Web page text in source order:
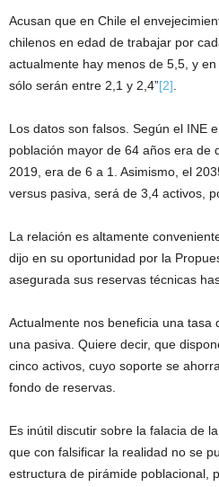
Acusan que en Chile el
chilenos en edad de trabajar por
actualmente hay menos de 5,5, y
sólo serán entre 2,1 y 2,4”[2]
Los datos son falsos. Según el INE
población mayor de 64 años era de
2019, era de 6 a 1. Asimismo, el
versus pasiva, será de 3,4 activos,
La relación es altamente
dijo en su oportunidad por la
asegurada sus reservas técnicas
Actualmente nos beneficia una tasa
una pasiva. Quiere decir, que
cinco activos, cuyo soporte se
fondo de reservas.
Es inútil discutir sobre la falacia de
que con falsificar la realidad no se
estructura de pirámide poblacional,